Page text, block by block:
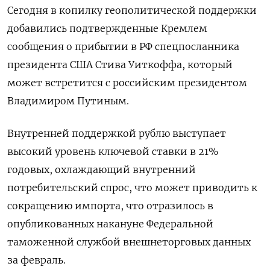
Сегодня в копилку геополитической поддержки
добавились подтвержденные Кремлем
сообщения о прибытии в РФ спецпосланника
президента США Стива Уиткоффа, который
может встретится с российским президентом
Владимиром Путиным.
Внутренней поддержкой рублю выступает
высокий уровень ключевой ставки в 21%
годовых, охлаждающий внутренний
потребительский спрос, что может приводить к
сокращению импорта, что отразилось в
опубликованных накануне Федеральной
таможенной службой внешнеторговых данных
за февраль.